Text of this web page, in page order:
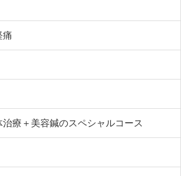
痛
療＋美容鍼のスペシャルコース